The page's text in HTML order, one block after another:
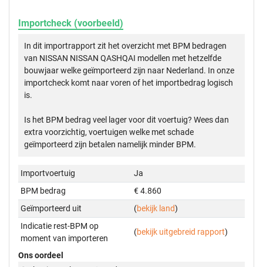
Importcheck (voorbeeld)
In dit importrapport zit het overzicht met BPM bedragen
van NISSAN NISSAN QASHQAI modellen met hetzelfde
bouwjaar welke geïmporteerd zijn naar Nederland. In onze
importcheck komt naar voren of het importbedrag logisch
is.
Is het BPM bedrag veel lager voor dit voertuig? Wees dan
extra voorzichtig, voertuigen welke met schade
geïmporteerd zijn betalen namelijk minder BPM.
Importvoertuig
Ja
BPM bedrag
€ 4.860
Geïmporteerd uit
(bekijk land)
Indicatie rest-BPM op
moment van importeren
(bekijk uitgebreid rapport)
Ons oordeel